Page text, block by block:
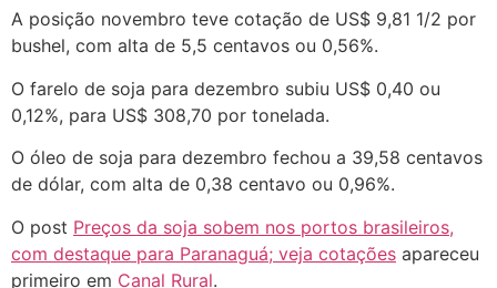
A posição novembro teve cotação de US$ 9,81 1/2 por
bushel, com alta de 5,5 centavos ou 0,56%.
O farelo de soja para dezembro subiu US$ 0,40 ou
0,12%, para US$ 308,70 por tonelada.
O óleo de soja para dezembro fechou a 39,58 centavos
de dólar, com alta de 0,38 centavo ou 0,96%.
O post Preços da soja sobem nos portos brasileiros,
com destaque para Paranaguá; veja cotações apareceu
primeiro em Canal Rural.